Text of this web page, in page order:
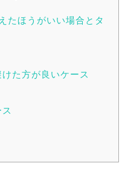
たほうがいい場合とタ
た方が良いケース